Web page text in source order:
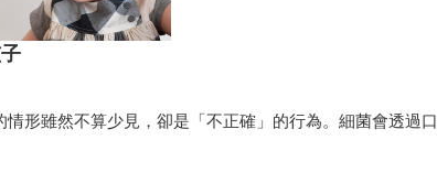
形雖然不算少見，卻是「不正確」的行為。細菌會透過口